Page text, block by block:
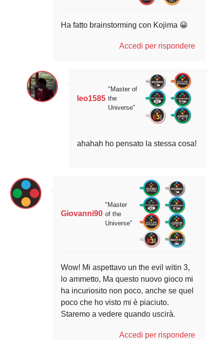
Ha fatto brainstorming con Kojima 😀
Accedi per rispondere
leo1585
"Master of
the
Universe"
ahahah ho pensato la stessa cosa!
Giovanni90
"Master
of the
Universe"
Wow! Mi aspettavo un the evil witin 3,
lo ammetto, Ma questo nuovo gioco mi
ha incuriosito non poco, anche se quel
poco che ho visto mi è piaciuto.
Staremo a vedere quando uscirà.
Accedi per rispondere